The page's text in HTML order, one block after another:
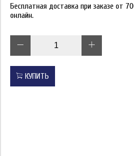
Бесплатная доставка при заказе от
онлайн.
КУПИТЬ